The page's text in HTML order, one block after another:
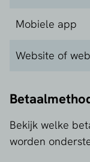
Mobiele app
Website of
Bekijk welke
worden